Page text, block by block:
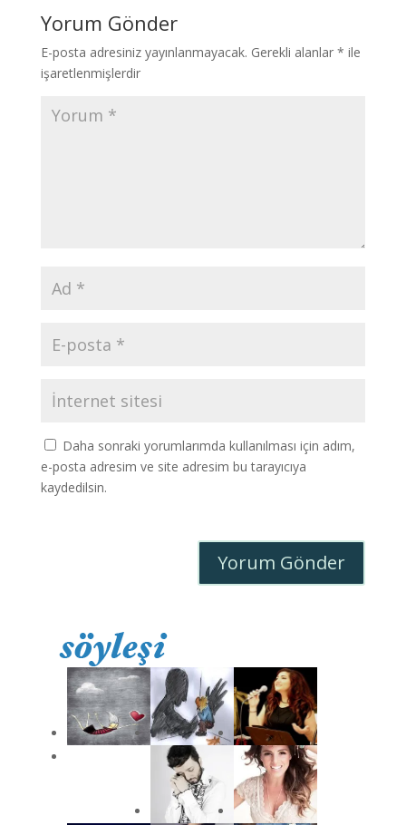
Yorum Gönder
E-posta adresiniz yayınlanmayacak. Gerekli alanlar * ile
işaretlenmişlerdir
Daha sonraki yorumlarımda kullanılması için adım,
e-posta adresim ve site adresim bu tarayıcıya
kaydedilsin.